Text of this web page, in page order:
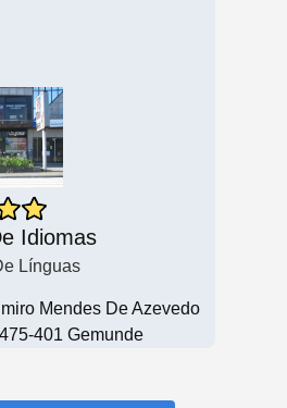
Idiomas
Línguas
Mendes De Azevedo
401 Gemunde